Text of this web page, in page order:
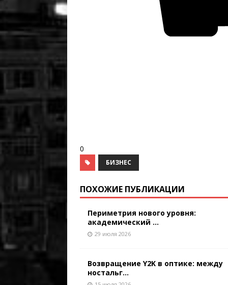
0
БИЗНЕС
ПОХОЖИЕ ПУБЛИКАЦИИ
Периметрия нового уровня:
академический ...
29 июля 2026
Возвращение Y2K в оптике: между
ностальг...